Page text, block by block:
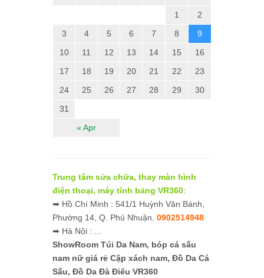
« Apr
1
2
3
4 5 6 7 8
9
10
11 12 13 14 15
16
17
18 19 20 21 22
23
24
25 26 27 28 29
30
31
Trung tâm sửa chữa, thay màn hình
điện thoại, máy tính bảng VR360:
➡ Hồ Chí Minh : 541/1 Huỳnh Văn Bánh,
Phường 14, Q. Phú Nhuận. 0902514948
➡ Hà Nội : ...
ShowRoom Túi Da Nam, bóp cá sấu
nam nữ giá rẻ Cặp xách nam, Đồ Da Cá
Sấu, Đồ Da Đà Điểu VR360